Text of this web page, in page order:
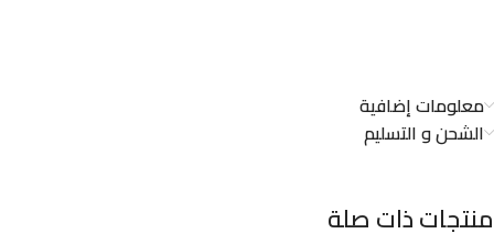
معلومات إضافية
الشحن و التسليم
منتجات ذات صلة